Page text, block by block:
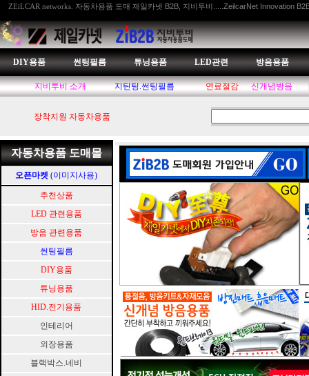
ZEiLCAR networks. 자동차용품 도매 제일카넷 B2B, 지비투비.....ZeilcarNet Innovation
DIY용품 썬팅필름 튜닝용품 LED관련 방음용품
지비투비 소개 지틴팅.썬팅필름 연료절감 신개념방음
장착지원 자동차용품
자동차용품 도매몰
오픈마켓 (이미지사용)
추천상품
LED 관련용품
방음 관련용품
썬팅필름
DIY용품
튜닝용품
HID.전기용품
인테리어
외장용품
블랙박스.네비